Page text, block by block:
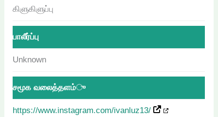
கிளுகிளுப்பு
பாலீர்ப்பு
Unknown
சமூக வலைத்தளம்ு
https://www.instagram.com/ivanluz13/